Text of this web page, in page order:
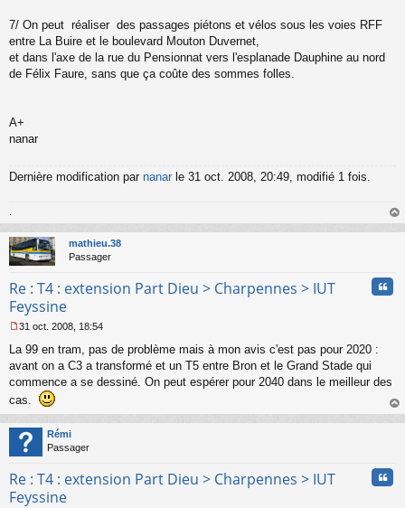
7/ On peut réaliser des passages piétons et vélos sous les voies RFF
entre La Buire et le boulevard Mouton Duvernet,
et dans l'axe de la rue du Pensionnat vers l'esplanade Dauphine au nord
de Félix Faure, sans que ça coûte des sommes folles.
A+
nanar
Dernière modification par nanar le 31 oct. 2008, 20:49, modifié 1 fois.
.
au
mathieu.38
Passager
Re : T4 : extension Part Dieu > Charpennes > IUT
Feyssine
e
s
g
n
o
n
u
31 oct. 2008, 18:54
La 99 en tram, pas de problème mais à mon avis c'est pas pour 2020 :
avant on a C3 a transformé et un T5 entre Bron et le Grand Stade qui
commence a se dessiné. On peut espérer pour 2040 dans le meilleur des
cas.
au
Rémi
Passager
Re : T4 : extension Part Dieu > Charpennes > IUT
Feyssine